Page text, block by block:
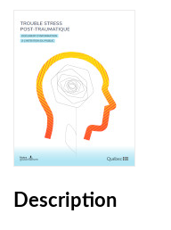
Description